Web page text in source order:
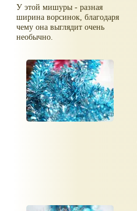
У этой мишуры - разная
ширина ворсинок, благодаря
чему она выглядит очень
необычно.